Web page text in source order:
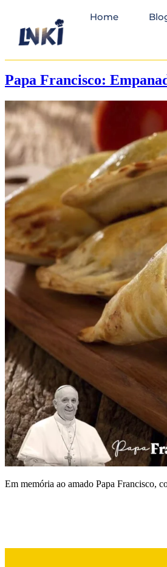
Home
Papa Francisco:
Em memória ao amado Papa Francisco,